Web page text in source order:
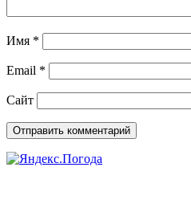
Имя *
Email *
Сайт